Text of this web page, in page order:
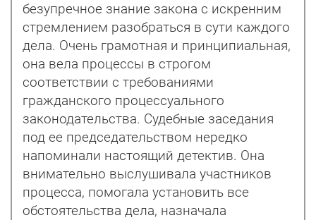
безупречное знание закона с искренним
стремлением разобраться в сути каждого
дела. Очень грамотная и принципиальная,
она вела процессы в строгом
соответствии с требованиями
гражданского процессуального
законодательства. Судебные заседания
под ее председательством нередко
напоминали настоящий детектив. Она
внимательно выслушивала участников
процесса, помогала установить все
обстоятельства дела, назначала